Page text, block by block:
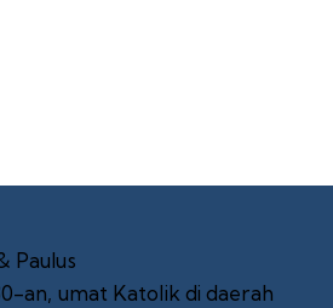
an, umat Katolik di daerah